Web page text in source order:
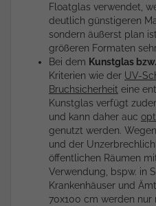
Floatglas verwendet,
deutlich günstigeren
sondern äußerst plan
größeren Formaten
Bei dem Kunstglas
Kriterien wie der UV-
Bruchsicherheit eine
Kunstglas verfügt
und kann daher auc
genutzt werden.
und der
öffentlichen Räumen
Verwendung, bspw. in
Krankenhäuser und
70x100 cm werden nur